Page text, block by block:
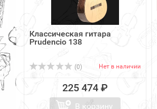
Классическая гитара
Prudencio 138
(0) Нет в наличии
225 474 ₽
В корзину